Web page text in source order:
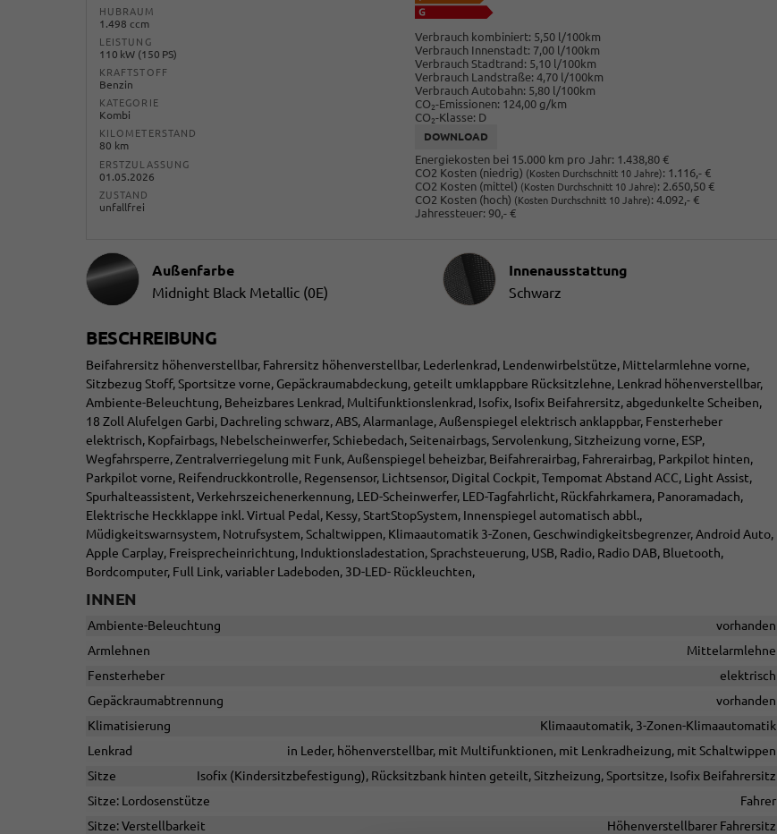
HUBRAUM
1.498 ccm
LEISTUNG
110 kW (150 PS)
KRAFTSTOFF
Benzin
KATEGORIE
Kombi
KILOMETERSTAND
80 km
ERSTZULASSUNG
01.05.2026
ZUSTAND
unfallfrei
Verbrauch kombiniert: 5,50 l/100km
Verbrauch Innenstadt: 7,00 l/100km
Verbrauch Stadtrand: 5,10 l/100km
Verbrauch Landstraße: 4,70 l/100km
Verbrauch Autobahn: 5,80 l/100km
CO2-Emissionen: 124,00 g/km
CO2-Klasse: D
DOWNLOAD
Energiekosten bei 15.000 km pro Jahr: 1.438,80 €
CO2 Kosten (niedrig) (Kosten Durchschnitt 10 Jahre): 1.116,- €
CO2 Kosten (mittel) (Kosten Durchschnitt 10 Jahre): 2.650,50 €
CO2 Kosten (hoch) (Kosten Durchschnitt 10 Jahre): 4.092,- €
Jahressteuer: 90,- €
Außenfarbe
Midnight Black Metallic (0E)
Innenausstattung
Innenausstattung
Schwarz
BESCHREIBUNG
Beifahrersitz höhenverstellbar, Fahrersitz höhenverstellbar, Lederlenkrad, Lendenwirbelstütze, Mittelarmlehne vorne,
Sitzbezug Stoff, Sportsitze vorne, Gepäckraumabdeckung, geteilt umklappbare Rücksitzlehne, Lenkrad höhenverstellbar,
Ambiente-Beleuchtung, Beheizbares Lenkrad, Multifunktionslenkrad, Isofix, Isofix Beifahrersitz, abgedunkelte Scheiben,
18 Zoll Alufelgen Garbi, Dachreling schwarz, ABS, Alarmanlage, Außenspiegel elektrisch anklappbar, Fensterheber
elektrisch, Kopfairbags, Nebelscheinwerfer, Schiebedach, Seitenairbags, Servolenkung, Sitzheizung vorne, ESP,
Wegfahrsperre, Zentralverriegelung mit Funk, Außenspiegel beheizbar, Beifahrerairbag, Fahrerairbag, Parkpilot hinten,
Parkpilot vorne, Reifendruckkontrolle, Regensensor, Lichtsensor, Digital Cockpit, Tempomat Abstand ACC, Light Assist,
Spurhalteassistent, Verkehrszeichenerkennung, LED-Scheinwerfer, LED-Tagfahrlicht, Rückfahrkamera, Panoramadach,
Elektrische Heckklappe inkl. Virtual Pedal, Kessy, StartStopSystem, Innenspiegel automatisch abbl.,
Müdigkeitswarnsystem, Notrufsystem, Schaltwippen, Klimaautomatik 3-Zonen, Geschwindigkeitsbegrenzer, Android Auto,
Apple Carplay, Freisprecheinrichtung, Induktionsladestation, Sprachsteuerung, USB, Radio, Radio DAB, Bluetooth,
Bordcomputer, Full Link, variabler Ladeboden, 3D-LED- Rückleuchten,
INNEN
Ambiente-Beleuchtung
vorhanden
Armlehnen
Mittelarmlehne
Fensterheber
elektrisch
Gepäckraumabtrennung
vorhanden
Klimatisierung
Klimaautomatik, 3-Zonen-Klimaautomatik
Lenkrad
in Leder, höhenverstellbar, mit Multifunktionen, mit Lenkradheizung, mit Schaltwippen
Sitze
Isofix (Kindersitzbefestigung), Rücksitzbank hinten geteilt, Sitzheizung, Sportsitze, Isofix Beifahrersitz
Sitze: Lordosenstütze
Fahrer
Sitze: Verstellbarkeit
Höhenverstellbarer Fahrersitz